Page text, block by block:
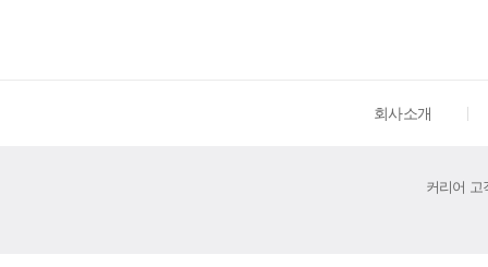
회사소개
커리어 고